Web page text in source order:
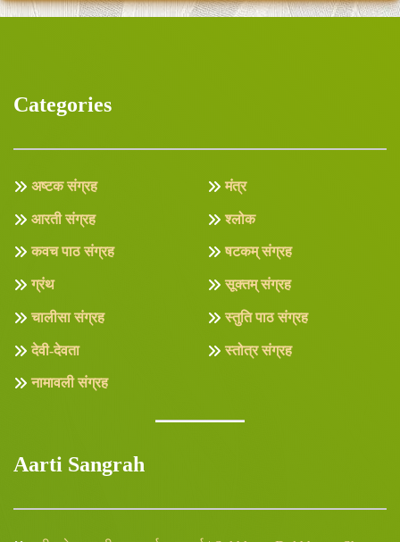
Categories
अष्टक संग्रह
आरती संग्रह
कवच पाठ संग्रह
ग्रंथ
चालीसा संग्रह
देवी-देवता
नामावली संग्रह
मंत्र
श्लोक
षटकम् संग्रह
सूक्तम् संग्रह
स्तुति पाठ संग्रह
स्तोत्र संग्रह
Aarti Sangrah